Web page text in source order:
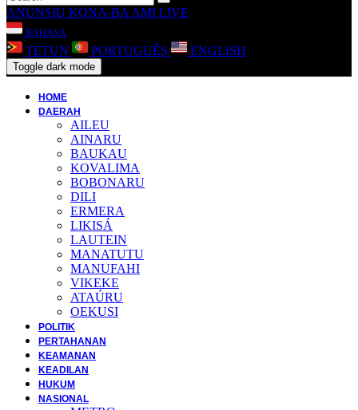
ANUNSIU KONA-BA AMI LIVE
BAHASA
TETUN PORTUGUÊS ENGLISH
Toggle dark mode
HOME
DAERAH
AILEU
AINARU
BAUKAU
KOVALIMA
BOBONARU
DILI
ERMERA
LIKISÁ
LAUTEIN
MANATUTU
MANUFAHI
VIKEKE
ATAÚRU
OEKUSI
POLITIK
PERTAHANAN
KEAMANAN
KEADILAN
HUKUM
NASIONAL